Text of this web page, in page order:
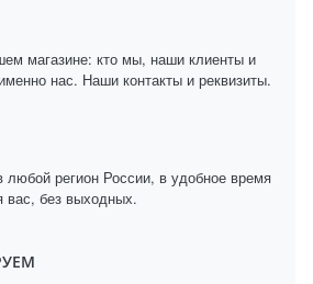
магазине: кто мы, наши клиенты и
нас. Наши контакты и реквизиты.
любой регион России, в удобное время
вас, без выходных.